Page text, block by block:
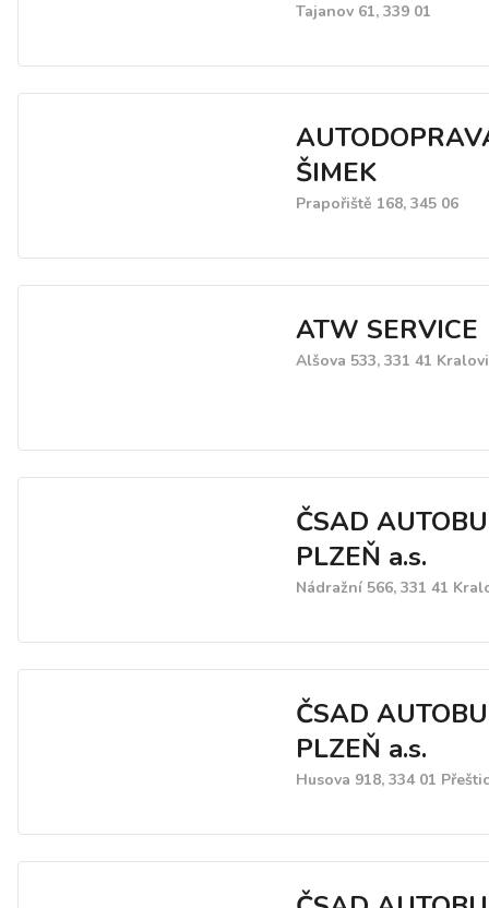
Tajanov 61, 339 01
ŠIMEK
Prapořiště 168, 345 06
ATW SERVICE
Alšova 533, 331 41
ČSAD
PLZEŇ a.s.
Nádražní 566, 331 41
ČSAD
PLZEŇ a.s.
Husova 918, 334 01